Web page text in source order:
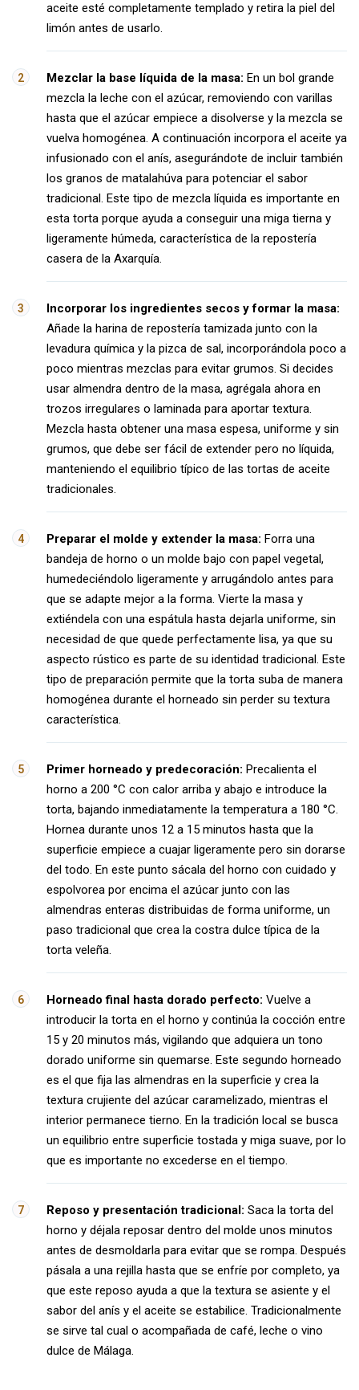
aceite esté completamente templado y retira la piel del
limón antes de usarlo.
Mezclar la base líquida de la masa: En un bol grande
mezcla la leche con el azúcar, removiendo con varillas
hasta que el azúcar empiece a disolverse y la mezcla se
vuelva homogénea. A continuación incorpora el aceite ya
infusionado con el anís, asegurándote de incluir también
los granos de matalahúva para potenciar el sabor
tradicional. Este tipo de mezcla líquida es importante en
esta torta porque ayuda a conseguir una miga tierna y
ligeramente húmeda, característica de la repostería
casera de la Axarquía.
Incorporar los ingredientes secos y formar la masa:
Añade la harina de repostería tamizada junto con la
levadura química y la pizca de sal, incorporándola poco a
poco mientras mezclas para evitar grumos. Si decides
usar almendra dentro de la masa, agrégala ahora en
trozos irregulares o laminada para aportar textura.
Mezcla hasta obtener una masa espesa, uniforme y sin
grumos, que debe ser fácil de extender pero no líquida,
manteniendo el equilibrio típico de las tortas de aceite
tradicionales.
Preparar el molde y extender la masa: Forra una
bandeja de horno o un molde bajo con papel vegetal,
humedeciéndolo ligeramente y arrugándolo antes para
que se adapte mejor a la forma. Vierte la masa y
extiéndela con una espátula hasta dejarla uniforme, sin
necesidad de que quede perfectamente lisa, ya que su
aspecto rústico es parte de su identidad tradicional. Este
tipo de preparación permite que la torta suba de manera
homogénea durante el horneado sin perder su textura
característica.
Primer horneado y predecoración: Precalienta el
horno a 200 °C con calor arriba y abajo e introduce la
torta, bajando inmediatamente la temperatura a 180 °C.
Hornea durante unos 12 a 15 minutos hasta que la
superficie empiece a cuajar ligeramente pero sin dorarse
del todo. En este punto sácala del horno con cuidado y
espolvorea por encima el azúcar junto con las
almendras enteras distribuidas de forma uniforme, un
paso tradicional que crea la costra dulce típica de la
torta veleña.
Horneado final hasta dorado perfecto: Vuelve a
introducir la torta en el horno y continúa la cocción entre
15 y 20 minutos más, vigilando que adquiera un tono
dorado uniforme sin quemarse. Este segundo horneado
es el que fija las almendras en la superficie y crea la
textura crujiente del azúcar caramelizado, mientras el
interior permanece tierno. En la tradición local se busca
un equilibrio entre superficie tostada y miga suave, por lo
que es importante no excederse en el tiempo.
Reposo y presentación tradicional: Saca la torta del
horno y déjala reposar dentro del molde unos minutos
antes de desmoldarla para evitar que se rompa. Después
pásala a una rejilla hasta que se enfríe por completo, ya
que este reposo ayuda a que la textura se asiente y el
sabor del anís y el aceite se estabilice. Tradicionalmente
se sirve tal cual o acompañada de café, leche o vino
dulce de Málaga.